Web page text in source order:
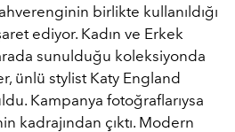
birlikte kullanıldığı
ediyor. Kadın ve Erkek
sunulduğu koleksiyonda
ünlü stylist Katy England
Kampanya fotoğraflarıysa
kadrajından çıktı. Modern